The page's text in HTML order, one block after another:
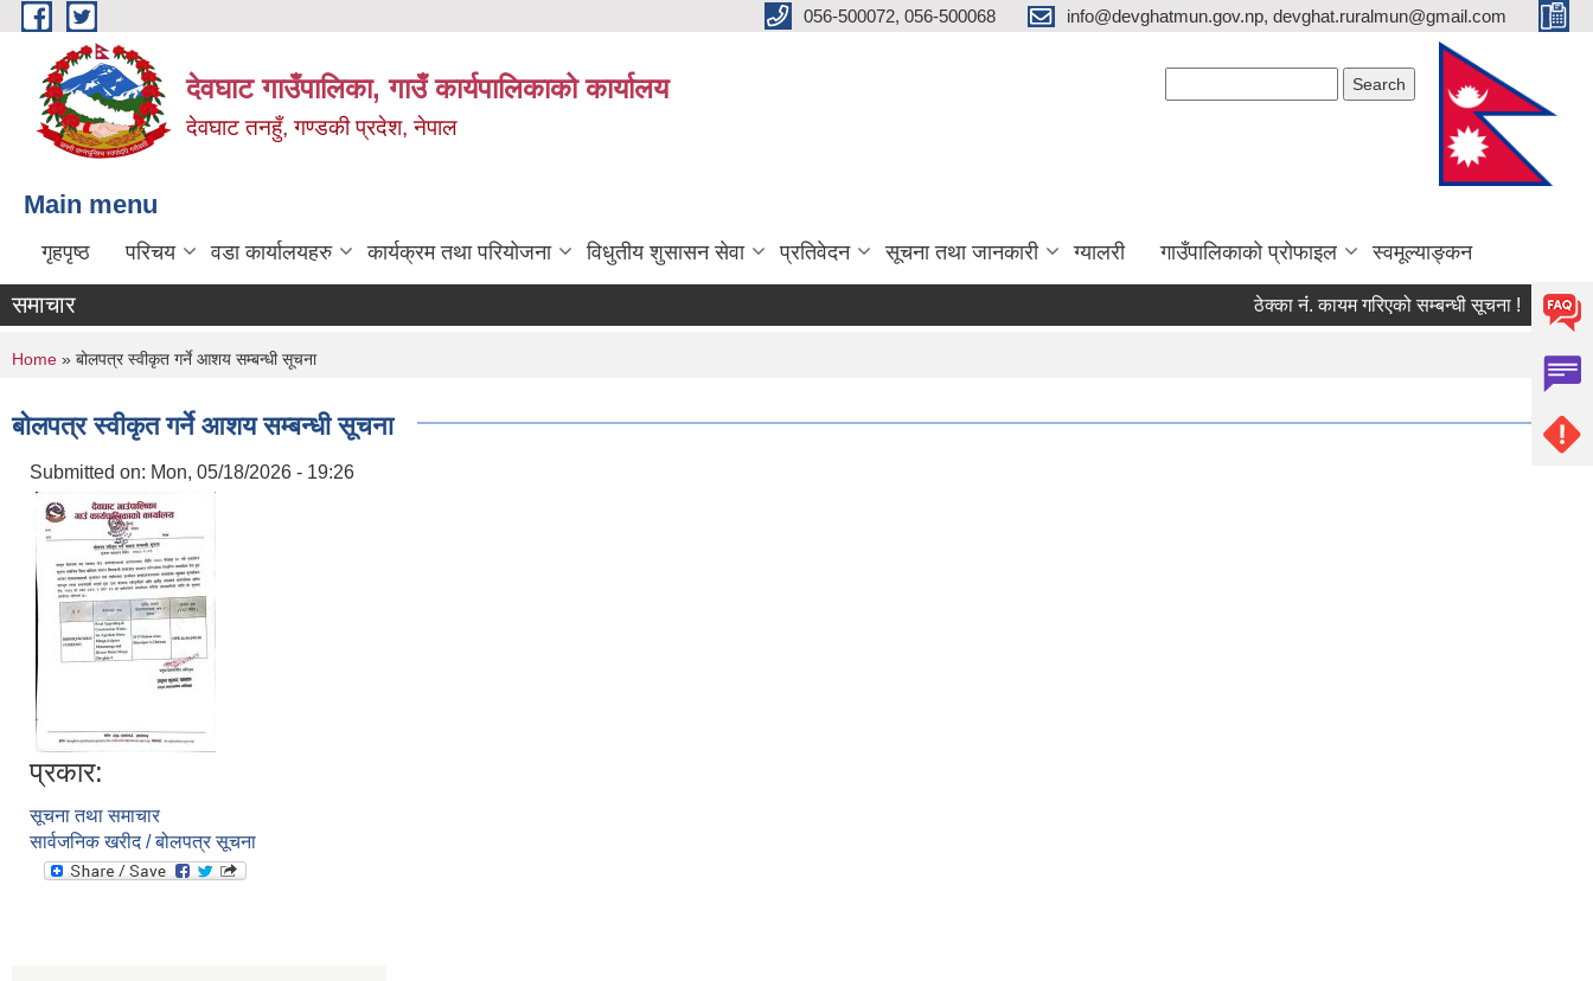
Skip to main content 056-500072, 056-500068 info@devghatmun.gov.np, devghat.ruralmun@gmail.com
देवघाट गाउँपालिका, गाउँ कार्यपालिकाको कार्यालय
देवघाट तनहुँ, गण्डकी प्रदेश, नेपाल
Main menu
गृहपृष्ठ परिचय वडा कार्यालयहरु कार्यक्रम तथा परियोजना विधुतीय शुसासन सेवा प्रतिवेदन सूचना तथा जानकारी ग्यालरी गाउँपालिकाको प्रोफाइल स्वमूल्याङ्कन
समाचार ठेक्का नंं. कायम गरिएको सम्बन्धी सूचना ! जिल्ला
You are here
Home » बोलपत्र स्वीकृत गर्ने आशय सम्बन्धी सूचना
बोलपत्र स्वीकृत गर्ने आशय सम्बन्धी सूचना
Submitted on: Mon, 05/18/2026 - 19:26
प्रकार:
सूचना तथा समाचार
सार्वजनिक खरीद / बोलपत्र सूचना